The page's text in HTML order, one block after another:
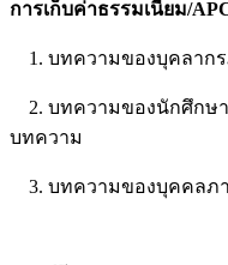
การเก็บค่าธรรมเนียม/
1. บทความของบุคลากร
2. บทความของนักศึกษา
บทความ
3. บทความของบุคคลภา